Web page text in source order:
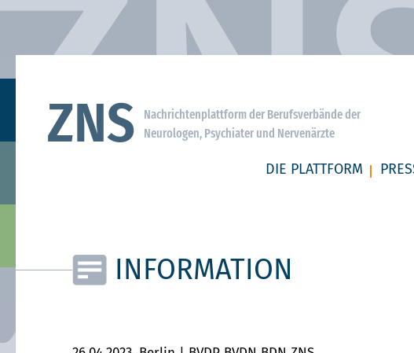
ZNS
Nachrichtenplattform der Berufsverbände der
Neurologen, Psychiater und Nervenärzte
DIE PLATTFORM
INFORMATION